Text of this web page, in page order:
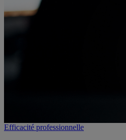
Efficacité professionnelle